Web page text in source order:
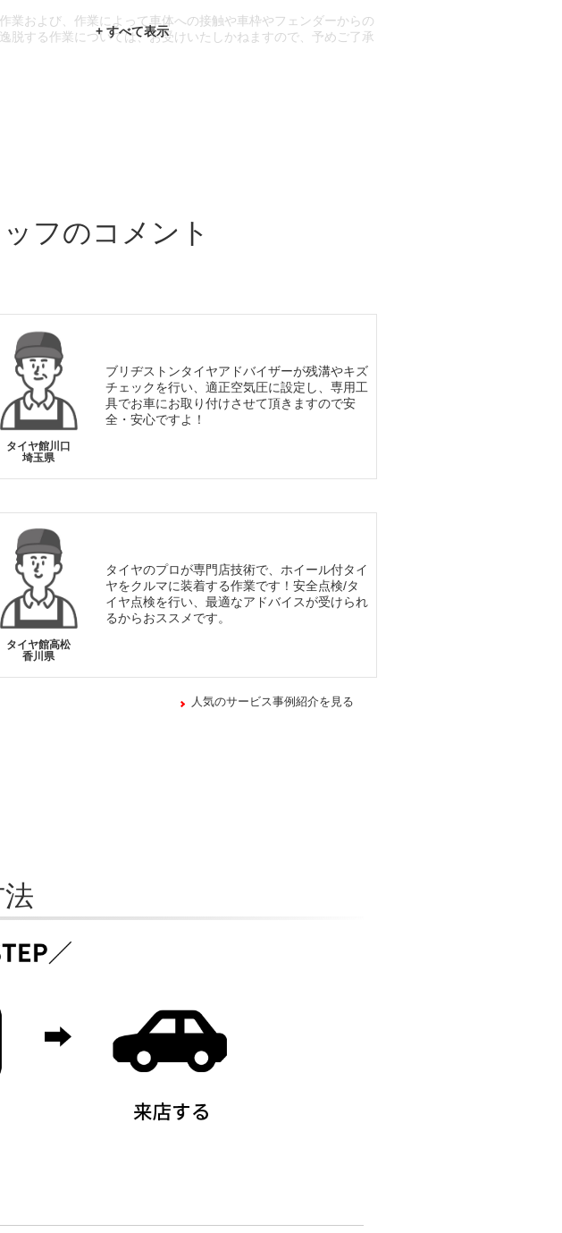
業および、作業によって車体への接触や車枠やフェンダーからの
脱する作業については、お受けいたしかねますので、予めご了承
フのコメント
タイヤ館川口
埼玉県
ブリヂストンタイヤアドバイザーが残溝やキズ
チェックを行い、適正空気圧に設定し、専用工
具でお車にお取り付けさせて頂きますので安
全・安心ですよ！
タイヤ館高松
香川県
タイヤのプロが専門店技術で、ホイール付タイ
ヤをクルマに装着する作業です！安全点検/タ
イヤ点検を行い、最適なアドバイスが受けられ
るからおススメです。
人気のサービス事例紹介を見る